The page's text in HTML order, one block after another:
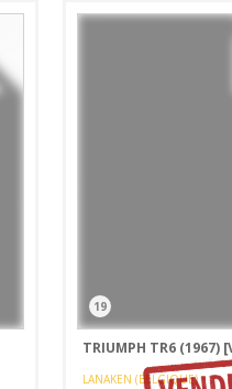
19
TRIUMPH TR6 (1967)
LANAKEN (BELGIQUE)